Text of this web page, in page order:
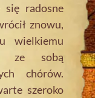
się radosne
znowu,
wielkiemu
ze sobą
chórów.
szeroko